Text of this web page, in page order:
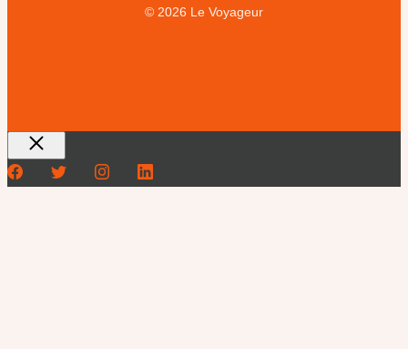
© 2026 Le Voyageur
Fermer